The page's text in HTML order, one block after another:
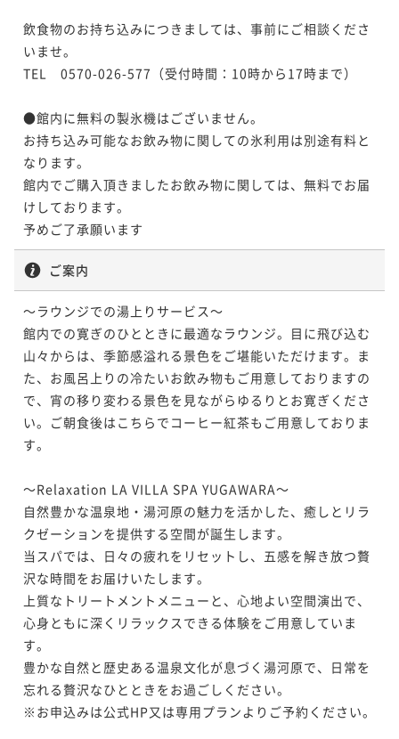
¥140,360~
【口福の逸品付】＜米沢牛ステーキor鮑の柔らか煮＞
お好きな料理を選べる特選プラン／1泊2食付
二食付き 事前決済可
IN 15:00 - 18:00 OUT11:00
【秋のお祝い・ご家族の集いに】奥湯河原の秋香る特
選会席― 記念日・長寿祝い・三世代のひとときに ―
二食付き 事前決済可
IN 15:00 - 18:00 OUT11:00
ポイント即利用で最大7％OFF
¥142,780~
¥ 132,785 ~
ポイントアップ
【夏季限定】特選会席◆1日10名様限定グレードアップ
美食プラン 「鱧料理一品」＆「鮎ご飯」／1泊2食付
二食付き 事前決済可
IN 15:00 - 18:00 OUT11:00
ポイント即利用で 最大7％OFF
2名 ¥ 137,286 ~
ポイントアップ
【夏のお祝い・ご家族の集いに】奥湯河原の涼を愉し
2名 ¥ 115,455 ~
ポイントアップ
【LA VILLA SPA 60分付】癒しのボディスパと会席を
味わう特別ご滞在
二食付き 事前決済可
ポイントアップ
【秋季限定】特選会席◆1日10名様限定グレードアップ
美食プラン 「松茸の土瓶蒸し＆松茸ご飯」／1泊2食付
二食付き 事前決済可
IN 15:00 - 18:00 OUT11:00
ポイントアップ
【秋のお祝い・ご家族の集いに】奥湯河原の秋香る特
選会席― 記念日・長寿祝い・三世代のひとときに ―
二食付き 事前決済可
IN 15:00 - 18:00 OUT11:00
ポイント即利用で最大7％OFF
2名 ¥ 137,286 ~
飲食物のお持ち込みにつきましては、事前にご相談くださ
いませ。
TEL　0570-026-577（受付時間：10時から17時まで）
●館内に無料の製氷機はございません。
お持ち込み可能なお飲み物に関しての氷利用は別途有料と
なります。
館内でご購入頂きましたお飲み物に関しては、無料でお届
けしております。
予めご了承願います
ご案内
～ラウンジでの湯上りサービス～
館内での寛ぎのひとときに最適なラウンジ。目に飛び込む
山々からは、季節感溢れる景色をご堪能いただけます。ま
た、お風呂上りの冷たいお飲み物もご用意しておりますの
で、宵の移り変わる景色を見ながらゆるりとお寛ぎくださ
い。ご朝食後はこちらでコーヒー紅茶もご用意しておりま
す。
～Relaxation LA VILLA SPA YUGAWARA～
自然豊かな温泉地・湯河原の魅力を活かした、癒しとリラ
クゼーションを提供する空間が誕生します。
当スパでは、日々の疲れをリセットし、五感を解き放つ贅
沢な時間をお届けいたします。
上質なトリートメントメニューと、心地よい空間演出で、
心身ともに深くリラックスできる体験をご用意していま
す。
豊かな自然と歴史ある温泉文化が息づく湯河原で、日常を
忘れる贅沢なひとときをお過ごしください。
※お申込みは公式HP又は専用プランよりご予約ください。